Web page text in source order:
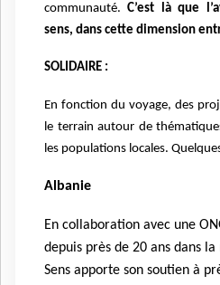
communauté.C’est là que
sens, dans cette dimension
SOLIDAIRE :
En fonction du voyage, des
le terrain autour de
les populations locales.
Albanie
En collaboration avec une
depuis près de 20 ans dans
Sens apporte son soutien à